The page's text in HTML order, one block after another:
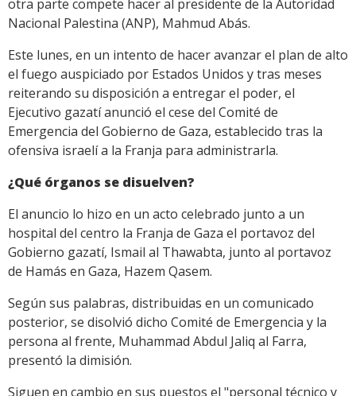
otra parte compete hacer al presidente de la Autoridad
Nacional Palestina (ANP), Mahmud Abás.
Este lunes, en un intento de hacer avanzar el plan de alto
el fuego auspiciado por Estados Unidos y tras meses
reiterando su disposición a entregar el poder, el
Ejecutivo gazatí anunció el cese del Comité de
Emergencia del Gobierno de Gaza, establecido tras la
ofensiva israelí a la Franja para administrarla.
¿Qué órganos se disuelven?
El anuncio lo hizo en un acto celebrado junto a un
hospital del centro la Franja de Gaza el portavoz del
Gobierno gazatí, Ismail al Thawabta, junto al portavoz
de Hamás en Gaza, Hazem Qasem.
Según sus palabras, distribuidas en un comunicado
posterior, se disolvió dicho Comité de Emergencia y la
persona al frente, Muhammad Abdul Jaliq al Farra,
presentó la dimisión.
Siguen en cambio en sus puestos el "personal técnico y